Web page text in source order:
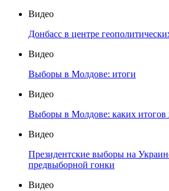
Видео
Донбасс в центре
Видео
Выборы в Молдове: итоги
Видео
Выборы в Молдове: каких итогов
Видео
Президентские выборы на
предвыборной гонки
Видео